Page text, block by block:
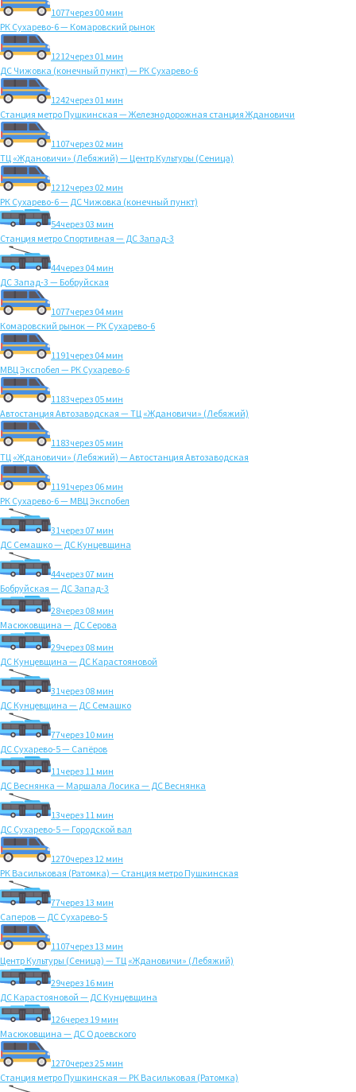
1077через 00 мин
РК Сухарево-6 — Комаровский рынок
1212через 01 мин
ДС Чижовка (конечный пункт) — РК Сухарево-6
1242через 01 мин
Станция метро Пушкинская — Железнодорожная станция Ждановичи
1107через 02 мин
ТЦ «Ждановичи» (Лебяжий) — Центр Культуры (Сеница)
1212через 02 мин
РК Сухарево-6 — ДС Чижовка (конечный пункт)
54через 03 мин
Станция метро Спортивная — ДС Запад-3
44через 04 мин
ДС Запад-3 — Бобруйская
1077через 04 мин
Комаровский рынок — РК Сухарево-6
1191через 04 мин
МВЦ Экспобел — РК Сухарево-6
1183через 05 мин
Автостанция Автозаводская — ТЦ «Ждановичи» (Лебяжий)
1183через 05 мин
ТЦ «Ждановичи» (Лебяжий) — Автостанция Автозаводская
1191через 06 мин
РК Сухарево-6 — МВЦ Экспобел
31через 07 мин
ДС Семашко — ДС Кунцевщина
44через 07 мин
Бобруйская — ДС Запад-3
28через 08 мин
Масюковщина — ДС Серова
29через 08 мин
ДС Кунцевщина — ДС Карастояновой
31через 08 мин
ДС Кунцевщина — ДС Семашко
77через 10 мин
ДС Сухарево-5 — Сапёров
11через 11 мин
ДС Веснянка — Маршала Лосика — ДС Веснянка
13через 11 мин
ДС Сухарево-5 — Городской вал
1270через 12 мин
РК Васильковая (Ратомка) — Станция метро Пушкинская
77через 13 мин
Саперов — ДС Сухарево-5
1107через 13 мин
Центр Культуры (Сеница) — ТЦ «Ждановичи» (Лебяжий)
29через 16 мин
ДС Карастояновой — ДС Кунцевщина
126через 19 мин
Масюковщина — ДС Одоевского
1270через 25 мин
Станция метро Пушкинская — РК Васильковая (Ратомка)